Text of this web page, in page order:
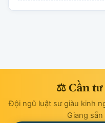
⚖ Cần
Đội ngũ luật sư giàu kinh
Giang